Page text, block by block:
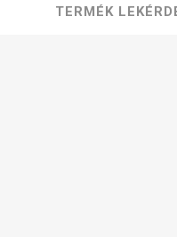
TERMÉK